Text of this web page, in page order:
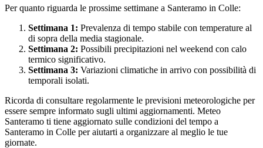
Per quanto riguarda le prossime settimane a Santeramo in Colle:
Settimana 1: Prevalenza di tempo stabile con temperature al
di sopra della media stagionale.
Settimana 2: Possibili precipitazioni nel weekend con calo
termico significativo.
Settimana 3: Variazioni climatiche in arrivo con possibilità di
temporali isolati.
Ricorda di consultare regolarmente le previsioni meteorologiche per
essere sempre informato sugli ultimi aggiornamenti. Meteo
Santeramo ti tiene aggiornato sulle condizioni del tempo a
Santeramo in Colle per aiutarti a organizzare al meglio le tue
giornate.